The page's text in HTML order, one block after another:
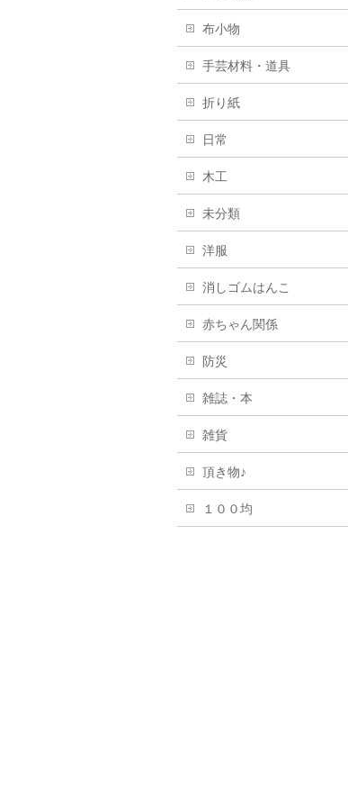
布小物
手芸材料・道具
折り紙
日常
木工
未分類
洋服
消しゴムはんこ
赤ちゃん関係
防災
雑誌・本
雑貨
頂き物♪
１００均